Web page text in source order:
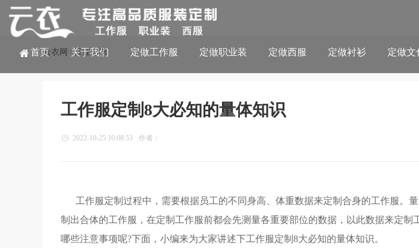
首页 关于我们 定做工作服 定做职业装 定做西服 定做衬衫 定做文
云衣网 >行业知识
工作服定制8大必知的量体知识
2022-10-25 10:08:53 作者：
工作服定制过程中，需要根据员工的不同身高、体重数据来定制合身的工作服。
制出合体的工作服，在定制工作服前都会先测量各重要部位的数据，以此数据来定制
哪些注意事项呢?下面，小编来为大家讲述下工作服定制8大必知的量体知识。